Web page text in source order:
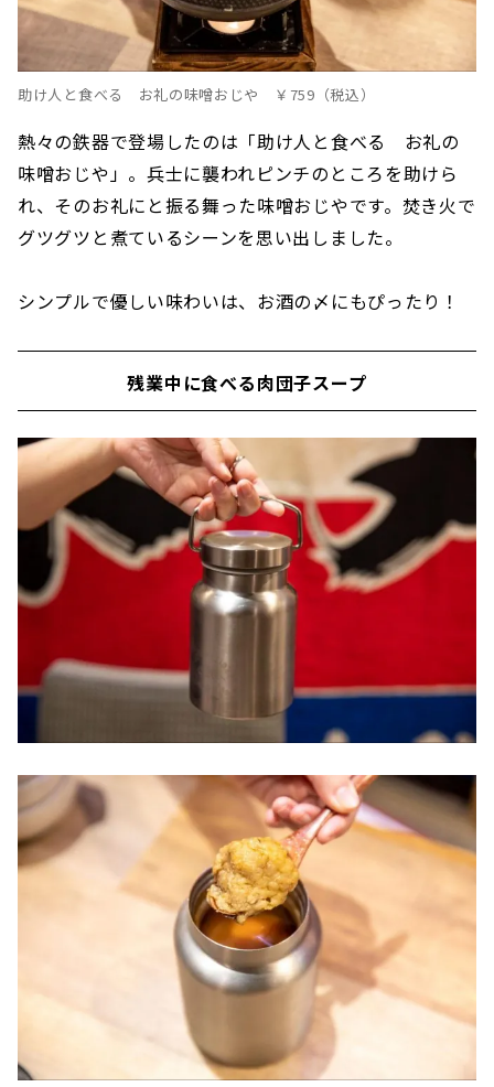
助け人と食べる お礼の味噌おじや ￥759（税込）
熱々の鉄器で登場したのは「助け人と食べる お礼の
味噌おじや」。兵士に襲われピンチのところを助けら
れ、そのお礼にと振る舞った味噌おじやです。焚き火で
グツグツと煮ているシーンを思い出しました。
シンプルで優しい味わいは、お酒の〆にもぴったり！
残業中に食べる肉団子スープ